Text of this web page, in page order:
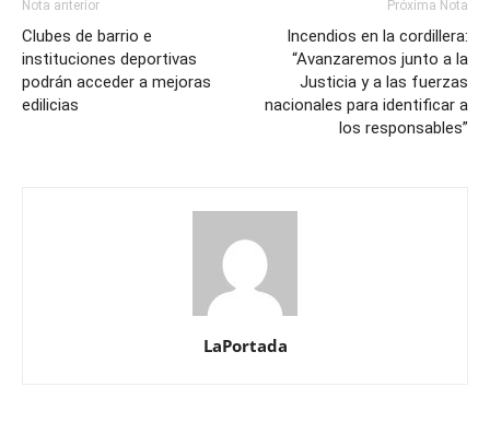
Nota anterior
Clubes de barrio e
instituciones deportivas
podrán acceder a mejoras
edilicias
Próxima Nota
Incendios en la cordillera:
“Avanzaremos junto a la
Justicia y a las fuerzas
nacionales para identificar a
los responsables”
LaPortada